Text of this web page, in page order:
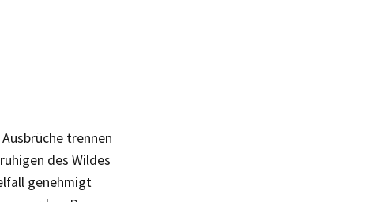
trennen
des Wildes
genehmigt